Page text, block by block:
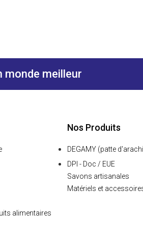
monde meilleur
alimentaires
Nos Produits
DEGAMY (patte
DPI - Doc / EUE
Savons artisanales
Matériels et